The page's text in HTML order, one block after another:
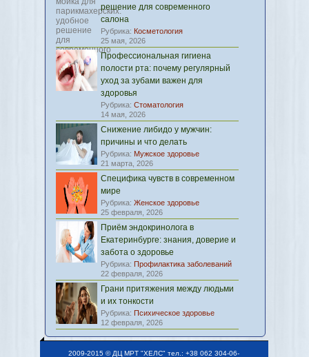
решение для современного
салона
Рубрика: Косметология
25 мая, 2026
Профессиональная гигиена
полости рта: почему регулярный
уход за зубами важен для
здоровья
Рубрика: Стоматология
14 мая, 2026
Снижение либидо у мужчин:
причины и что делать
Рубрика: Мужское здоровье
21 марта, 2026
Специфика чувств в современном
мире
Рубрика: Женское здоровье
25 февраля, 2026
Приём эндокринолога в
Екатеринбурге: знания, доверие и
забота о здоровье
Рубрика: Профилактика заболеваний
22 февраля, 2026
Грани притяжения между людьми
и их тонкости
Рубрика: Психическое здоровье
12 февраля, 2026
2009-2015 © ДЦ МРТ "ХЕЛС" тел.: +38 062 304-06-